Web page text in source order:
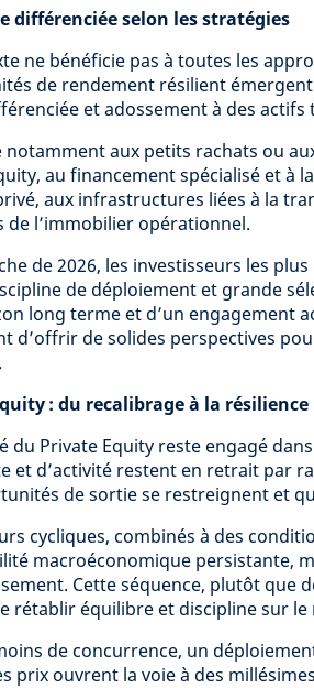
différenciée selon les stratégies
ne bénéficie pas à toutes les
de rendement résilient
et adossement à des actifs
notamment aux petits rachats ou
au financement spécialisé et à
aux infrastructures liées à la
de l’immobilier opérationnel.
de 2026, les investisseurs les
de déploiement et grande
long terme et d’un engagement
d’offrir de solides perspectives
: du recalibrage à la résilience
du Private Equity reste engagé
et d’activité restent en retrait par
de sortie se restreignent et
cycliques, combinés à des
macroéconomique persistante,
Cette séquence, plutôt que
rétablir équilibre et discipline sur le
de concurrence, un
prix ouvrent la voie à des